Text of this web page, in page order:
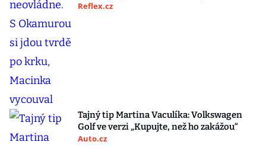
Reflex.cz
Tajný tip Martina Vaculíka: Volkswagen
Golf ve verzi „Kupujte, než ho zakážou“
Auto.cz